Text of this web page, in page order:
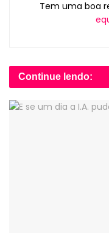
Tem uma boa
Continue lendo: